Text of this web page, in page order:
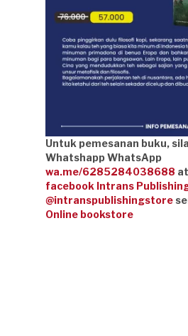
Untuk pemesanan buku,
Whatshapp WhatsApp
wa.me/6285284038688
facebook Intrans
@intranspublishingstore
Online bookstore